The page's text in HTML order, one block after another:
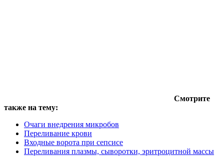
Смотрите
также на тему:
Очаги внедрения микробов
Переливание крови
Входные ворота при сепсисе
Переливания плазмы, сыворотки, эритроцитной массы